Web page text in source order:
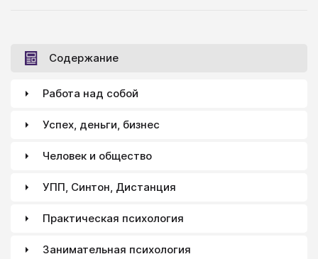
Содержание
Работа над собой
Успех, деньги, бизнес
Человек и общество
УПП, Синтон, Дистанция
Практическая психология
Занимательная психология